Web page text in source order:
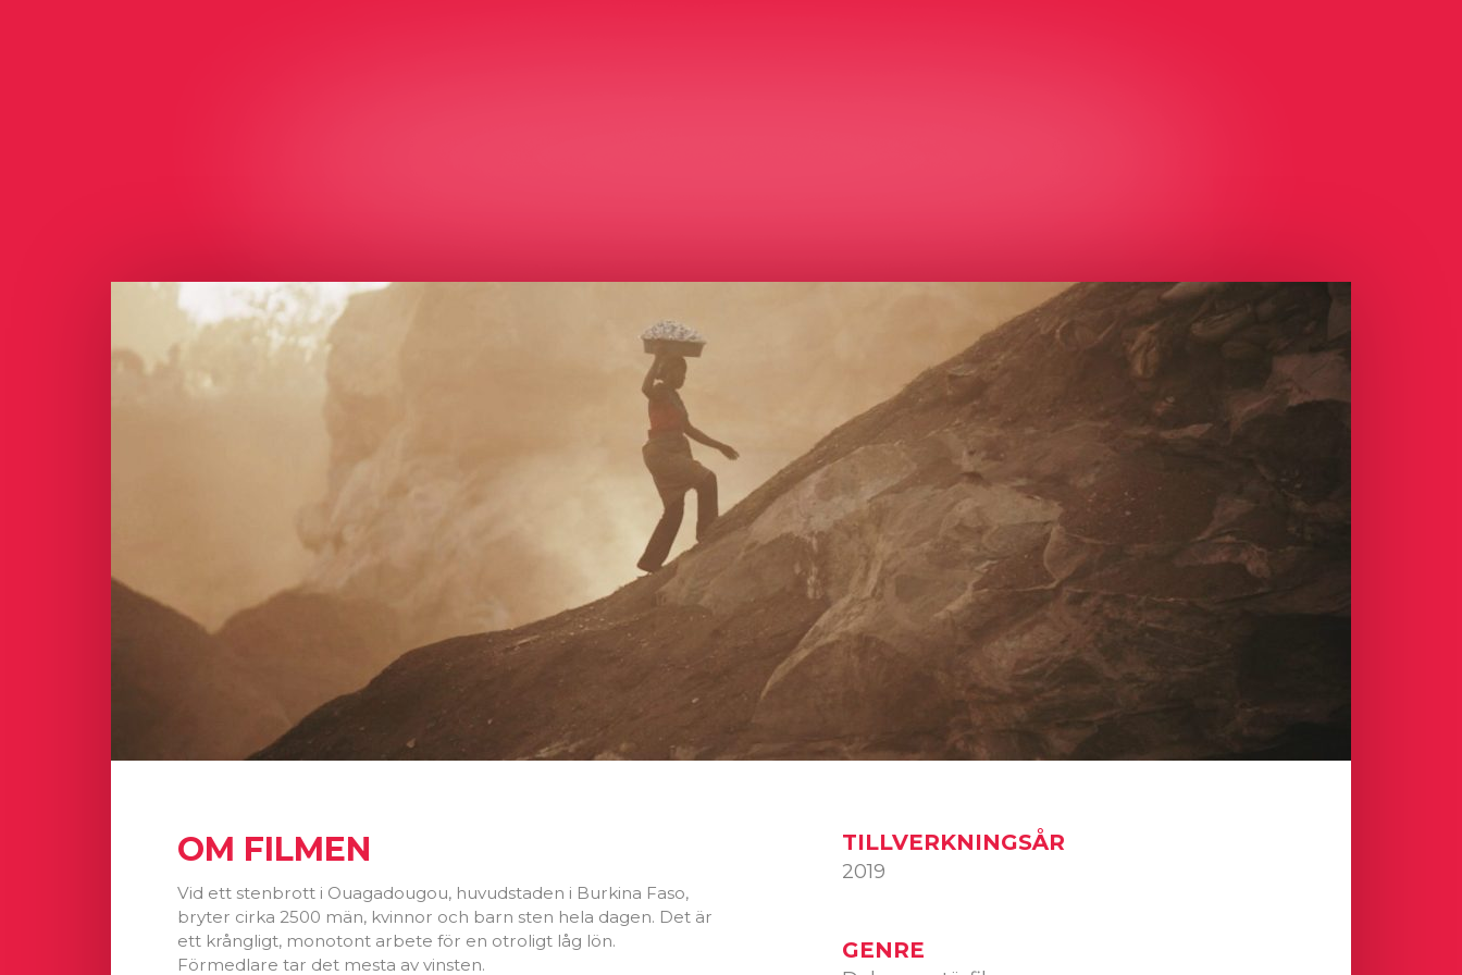
OM FILMEN
Vid ett stenbrott i Ouagadougou, huvudstaden i Burkina Faso,
bryter cirka 2500 män, kvinnor och barn sten hela dagen. Det är
ett krångligt, monotont arbete för en otroligt låg lön.
Förmedlare tar det mesta av vinsten.
TILLVERKNINGSÅR
2019
GENRE